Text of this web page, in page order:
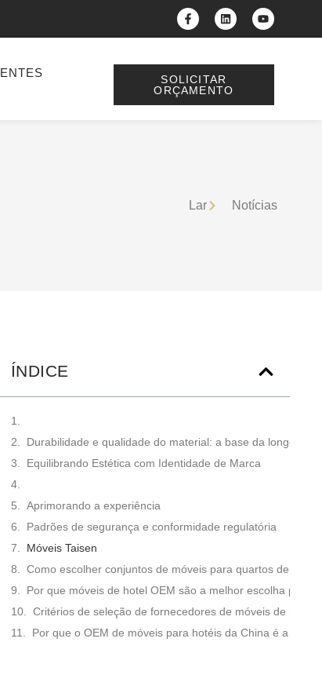
SOLICITAR
ORÇAMENTO
Lar Notícias
ÍNDICE
Durabilidade e qualidade do material: a base da
Equilibrando Estética com Identidade de Marca
Aprimorando a experiência
Padrões de segurança e conformidade regulatória
Móveis Taisen
Como escolher conjuntos de móveis para quartos de
Por que móveis de hotel OEM são a melhor escolha para
Critérios de seleção de fornecedores de móveis de
Por que o OEM de móveis para hotéis da China é a